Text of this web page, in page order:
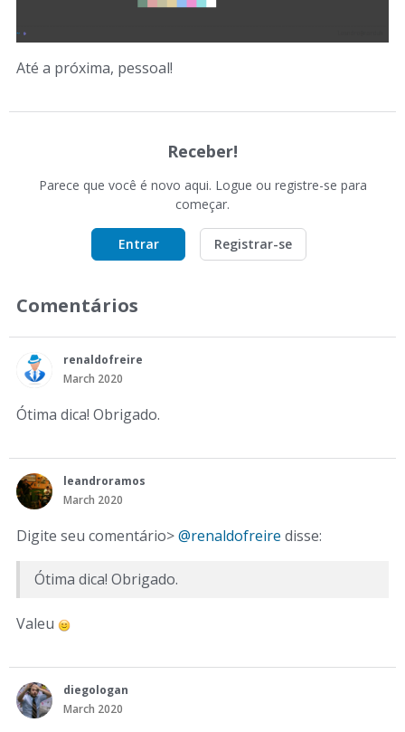
Até a próxima, pessoal!
Receber!
Parece que você é novo aqui. Logue ou registre-se para
começar.
Entrar Registrar-se
Comentários
renaldofreire
March 2020
Ótima dica! Obrigado.
leandroramos
March 2020
Digite seu comentário>@renaldofreire disse:
Ótima dica! Obrigado.
Valeu
diegologan
March 2020